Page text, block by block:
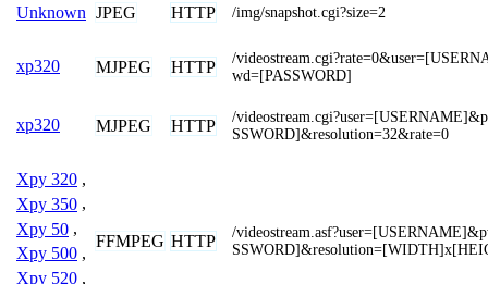
Unknown JPEG HTTP /img/snapshot.cgi?size=2
xp320 MJPEG HTTP
/
wd=[PASSWORD]
xp320 MJPEG HTTP
/
SSWORD]&resolution=32&rate=0
Xpy 320 ,
Xpy 350 ,
Xpy 50 ,
Xpy 500 ,
Xpy 520 ,
FFMPEG HTTP
/